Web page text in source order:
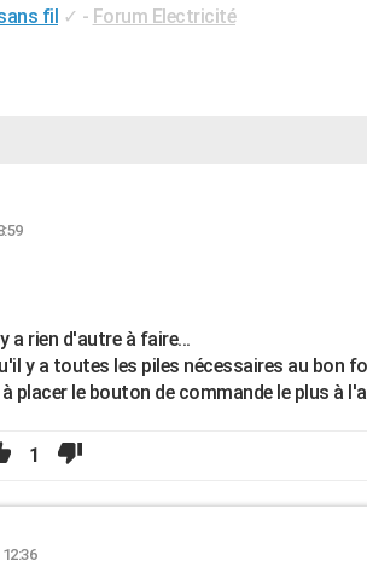
fil ✓ - Forum Electricité
a rien d'autre à faire...
y a toutes les piles nécessaires au bon
placer le bouton de commande le plus à
1